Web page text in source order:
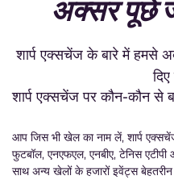
अक्सर पूछे
शार्प एक्सचेंज के बारे में हमसे
शार्प एक्सचेंज पर कौन-कौन से
आप जिस भी खेल का नाम लें, शार्प
फुटबॉल, एनएफएल, एनबीए, टेनिस
साथ अन्य खेलों के हजारों इवेंट्स